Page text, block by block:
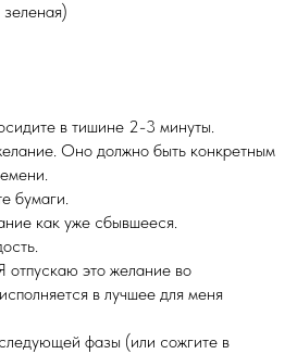
в тишине 2-3 минуты.
Оно должно быть конкретным
бумаги.
как уже сбывшееся.
отпускаю это желание во
в лучшее для меня
фазы (или сожгите в